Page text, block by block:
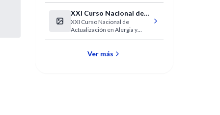
(Córdoba)
Interna”
XXI Curso Nacional de
Actualización en Alergia
y Neumología
XXI Curso Nacional de
Actualización en Alergia y
Ver más